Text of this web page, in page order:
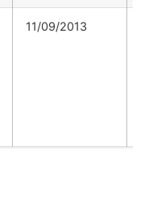
11/09/2013